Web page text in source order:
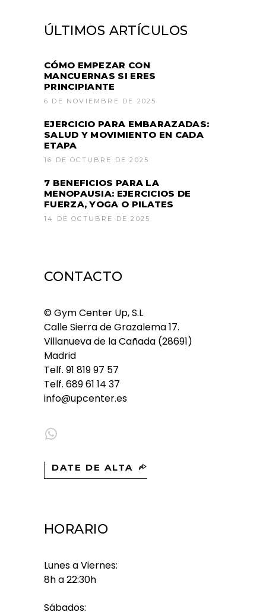
ÚLTIMOS ARTÍCULOS
CÓMO EMPEZAR CON
MANCUERNAS SI ERES
PRINCIPIANTE
6 DE NOVIEMBRE DE 2025
EJERCICIO PARA EMBARAZADAS:
SALUD Y MOVIMIENTO EN CADA
ETAPA
16 DE OCTUBRE DE 2025
7 BENEFICIOS PARA LA
MENOPAUSIA: EJERCICIOS DE
FUERZA, YOGA O PILATES
14 DE OCTUBRE DE 2025
CONTACTO
© Gym Center Up, S.L
Calle Sierra de Grazalema 17.
Villanueva de la Cañada (28691)
Madrid
Telf. 91 819 97 57
Telf. 689 61 14 37
info@upcenter.es
WhatsApp
DATE DE ALTA
HORARIO
Lunes a Viernes:
8h a 22:30h
Sábados: